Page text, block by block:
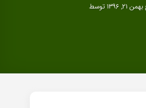
بهمن ۲۱, ۱۳۹۶ توسط